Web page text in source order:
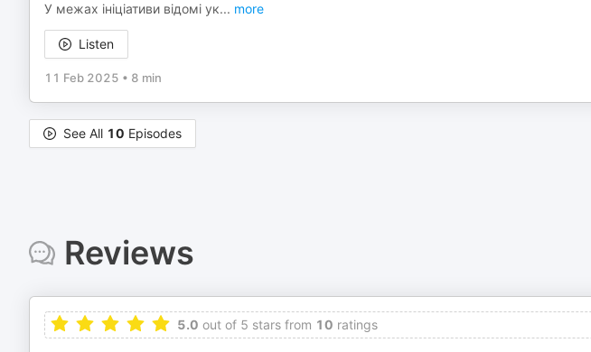
У межах ініціативи відомі ук... more
Listen
11 Feb 2025 • 8 min
See All 10 Episodes
Reviews
5.0 out of 5 stars from 10 ratings